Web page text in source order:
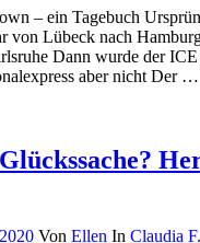
– ein Tagebuch
von Lübeck nach
Dann wurde der ICE
aber nicht Der …
Von Ellen In Claudia F.